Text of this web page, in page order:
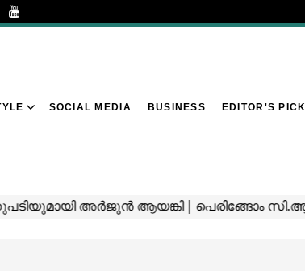
SOCIAL MEDIA BUSINESS EDITOR'S PICK